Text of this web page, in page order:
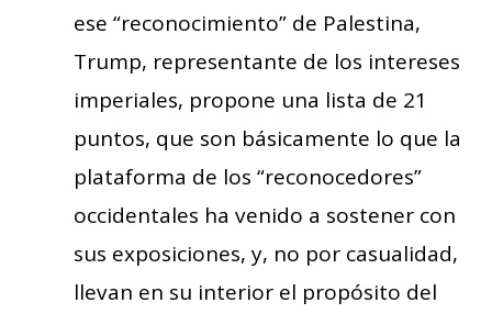
ese “reconocimiento” de Palestina,
Trump, representante de los intereses
imperiales, propone una lista de 21
puntos, que son básicamente lo que la
plataforma de los “reconocedores”
occidentales ha venido a sostener con
sus exposiciones, y, no por casualidad,
llevan en su interior el propósito del